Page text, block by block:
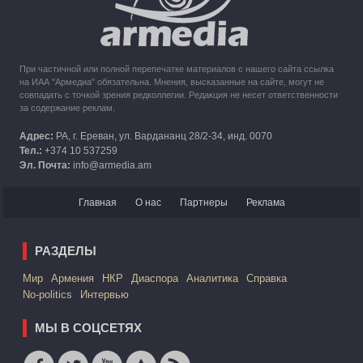
При частичной или полной перепечатке материалов с нашего сайта ссылка
на ИАА "Армедиа" обязательна. Мнения, высказанные на сайте, могут не
совпадать с точкой зрения редколлегии. Редакция не несет ответственности
за содержание реклам.
Адрес: РА, г. Ереван, ул. Вардананц 28/2-34, инд. 0070
Тел.: +374 10 537259
Эл. Почта: info@armedia.am
Главная О нас Партнеры Реклама
РАЗДЕЛЫ
Mир Армения НКР Диаспора Аналитика
Справка
No-politics
Интервью
МЫ В СОЦСЕТЯХ